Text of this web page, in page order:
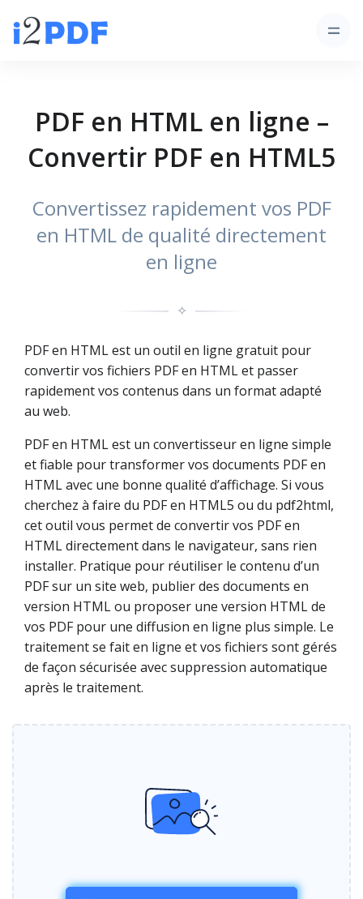
PDF en HTML en ligne –
Convertir PDF en HTML5
Convertissez rapidement vos PDF
en HTML de qualité directement
en ligne
✧
PDF en HTML est un outil en ligne gratuit pour
convertir vos fichiers PDF en HTML et passer
rapidement vos contenus dans un format adapté
au web.
PDF en HTML est un convertisseur en ligne simple
et fiable pour transformer vos documents PDF en
HTML avec une bonne qualité d’affichage. Si vous
cherchez à faire du PDF en HTML5 ou du pdf2html,
cet outil vous permet de convertir vos PDF en
HTML directement dans le navigateur, sans rien
installer. Pratique pour réutiliser le contenu d’un
PDF sur un site web, publier des documents en
version HTML ou proposer une version HTML de
vos PDF pour une diffusion en ligne plus simple. Le
traitement se fait en ligne et vos fichiers sont gérés
de façon sécurisée avec suppression automatique
après le traitement.